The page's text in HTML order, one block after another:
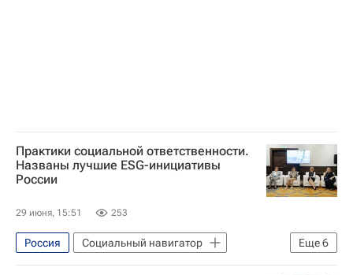
Практики социальной ответственности.
Названы лучшие ESG-инициативы
России
29 июня, 15:51 253
Еще6
Россия
Социальный навигатор
Москва
Сбер
Совкомбанк